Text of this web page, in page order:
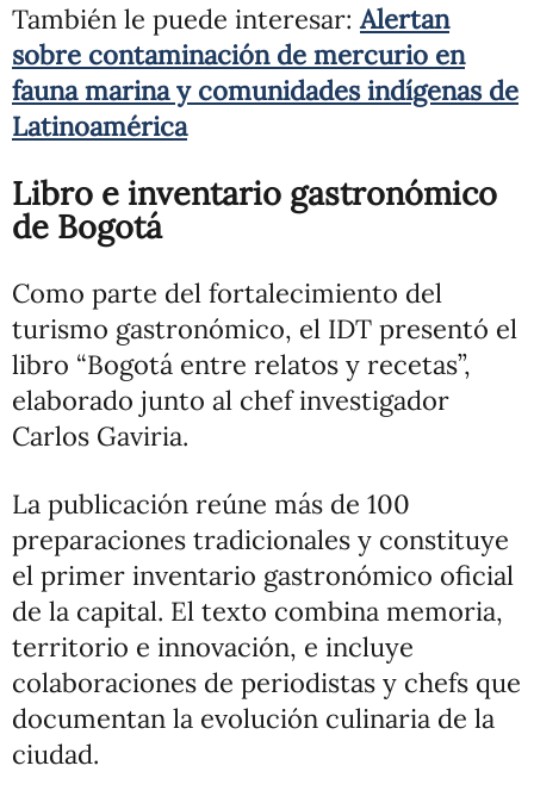
También le puede interesar:Alertan
sobre contaminación de mercurio en
fauna marina y comunidades indígenas de
Latinoamérica
Libro e inventario gastronómico
de Bogotá
Como parte del fortalecimiento del
turismo gastronómico, el IDT presentó el
libro “Bogotá entre relatos y recetas”,
elaborado junto al chef investigador
Carlos Gaviria.
La publicación reúne más de 100
preparaciones tradicionales y constituye
el primer inventario gastronómico oficial
de la capital. El texto combina memoria,
territorio e innovación, e incluye
colaboraciones de periodistas y chefs que
documentan la evolución culinaria de la
ciudad.